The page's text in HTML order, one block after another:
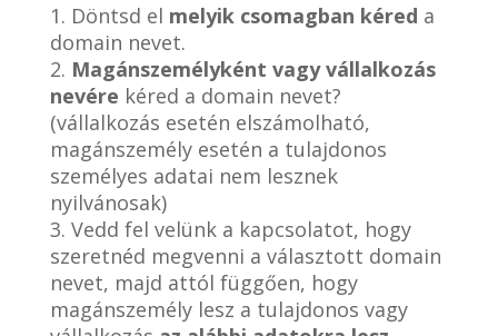
1. Döntsd el melyik csomagban kéred a
domain nevet.
2. Magánszemélyként vagy vállalkozás
nevére kéred a domain nevet?
(vállalkozás esetén elszámolható,
magánszemély esetén a tulajdonos
személyes adatai nem lesznek
nyilvánosak)
3. Vedd fel velünk a kapcsolatot, hogy
szeretnéd megvenni a választott domain
nevet, majd attól függően, hogy
magánszemély lesz a tulajdonos vagy